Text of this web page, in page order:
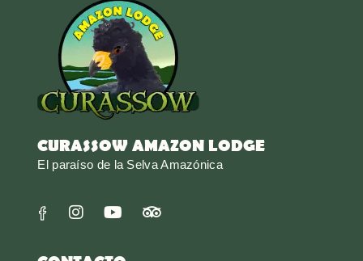
CURASSOW AMAZON LODGE
El paraíso de la Selva Amazónica